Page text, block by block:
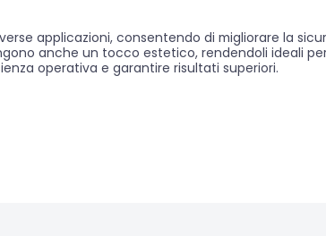
applicazioni, consentendo di migliorare la
anche un tocco estetico, rendendoli ideali
operativa e garantire risultati superiori.